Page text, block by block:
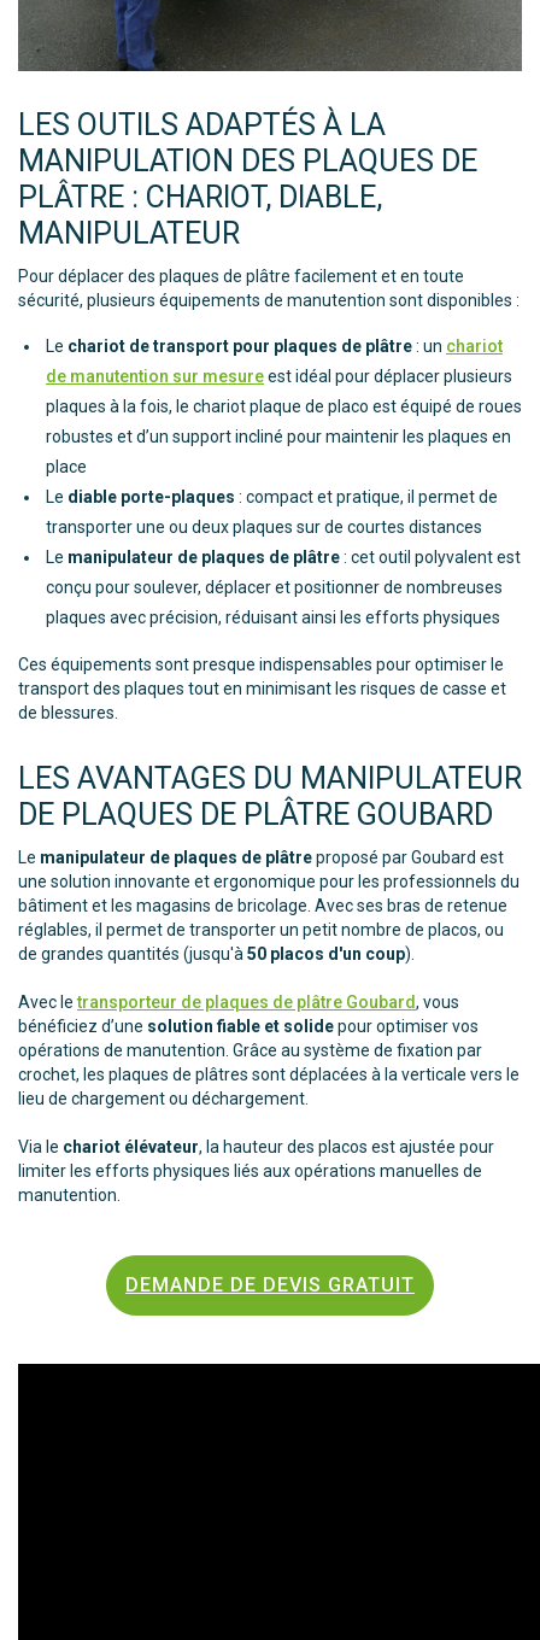
LES OUTILS ADAPTÉS À LA
MANIPULATION DES PLAQUES DE
PLÂTRE : CHARIOT, DIABLE,
MANIPULATEUR
Pour déplacer des plaques de plâtre facilement et en toute
sécurité, plusieurs équipements de manutention sont disponibles :
Le chariot de transport pour plaques de plâtre: un chariot
de manutention sur mesureest idéal pour déplacer plusieurs
plaques à la fois, le chariot plaque de placo est équipé de roues
robustes et d’un support incliné pour maintenir les plaques en
place
Le diable porte-plaques : compact et pratique, il permet de
transporter une ou deux plaques sur de courtes distances
Le manipulateur de plaques de plâtre: cet outil polyvalent est
conçu pour soulever, déplacer et positionner de nombreuses
plaques avec précision, réduisant ainsi les efforts physiques
Ces équipements sont presque indispensables pour optimiser le
transport des plaques tout en minimisant les risques de casse et
de blessures.
LES AVANTAGES DU MANIPULATEUR
DE PLAQUES DE PLÂTRE GOUBARD
Le manipulateur de plaques de plâtreproposé par Goubard est
une solution innovante et ergonomique pour les professionnels du
bâtiment et les magasins de bricolage. Avec ses bras de retenue
réglables, il permet de transporter un petit nombre de placos, ou
de grandes quantités (jusqu'à 50 placos d'un coup).
Avec letransporteur de plaques de plâtre Goubard, vous
bénéficiez d’une solution fiable et solidepour optimiser vos
opérations de manutention. Grâce au système de fixation par
crochet, les plaques de plâtres sont déplacées à la verticale vers le
lieu de chargement ou déchargement.
Via le chariot élévateur, la hauteur des placos est ajustée pour
limiter les efforts physiques liés aux opérations manuelles de
manutention.
DEMANDE DE DEVIS GRATUIT